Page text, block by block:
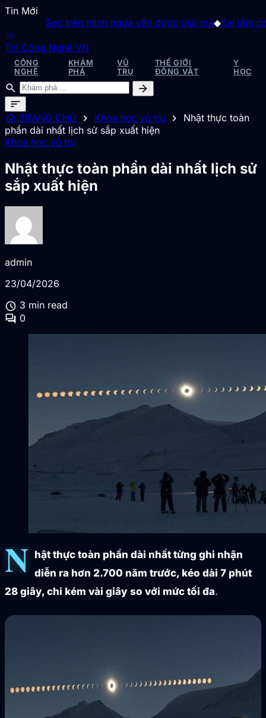
Tin Mới
Sọc trên mình ngựa vằn được giải mã ◆Sai lầm cơ
blur_on
Tin Công Nghệ VN
CÔNG
NGHỆ
KHÁM
PHÁ
VŨ
TRỤ
THẾ GIỚI
ĐỘNG VẬT
Y
HỌC
search
arrow_forward
sort
home TRANG CHỦ chevron_right Khoa học vũ trụ chevron_right
Nhật thực toàn
phần dài nhất lịch sử sắp xuất hiện
Khoa học vũ trụ
Nhật thực toàn phần dài nhất lịch sử
sắp xuất hiện
admin
23/04/2026
schedule 3 min read
forum 0
N hật thực toàn phần dài nhất từng ghi nhận
diễn ra hơn 2.700 năm trước, kéo dài 7 phút
28 giây, chỉ kém vài giây so với mức tối đa.